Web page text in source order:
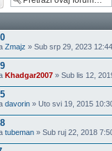
Zmajz » Sub srp 29, 2023
Khadgar2007 » Sub lis 12,
davorin » Uto svi 19, 2015
tubeman » Sub ruj 22, 2018